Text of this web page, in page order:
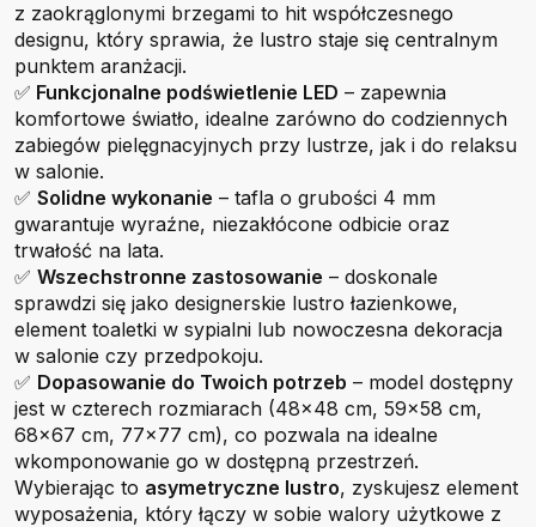
z zaokrąglonymi brzegami to hit współczesnego
designu, który sprawia, że lustro staje się centralnym
punktem aranżacji.
✅ Funkcjonalne podświetlenie LED – zapewnia
komfortowe światło, idealne zarówno do codziennych
zabiegów pielęgnacyjnych przy lustrze, jak i do relaksu
w salonie.
✅ Solidne wykonanie – tafla o grubości 4 mm
gwarantuje wyraźne, niezakłócone odbicie oraz
trwałość na lata.
✅ Wszechstronne zastosowanie – doskonale
sprawdzi się jako designerskie lustro łazienkowe,
element toaletki w sypialni lub nowoczesna dekoracja
w salonie czy przedpokoju.
✅ Dopasowanie do Twoich potrzeb – model dostępny
jest w czterech rozmiarach (48x48 cm, 59x58 cm,
68x67 cm, 77x77 cm), co pozwala na idealne
wkomponowanie go w dostępną przestrzeń.
Wybierając to asymetryczne lustro, zyskujesz element
wyposażenia, który łączy w sobie walory użytkowe z